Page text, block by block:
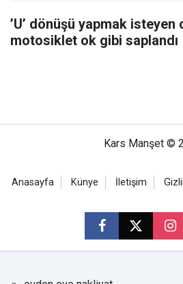
’U’ dönüşü yapmak
motosiklet ok gibi saplandı
Kars Manşet ©
Anasayfa Künye İletişim